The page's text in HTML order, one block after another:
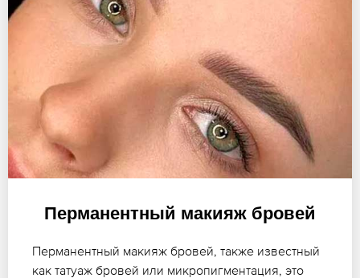
Перманентный макияж бровей
Перманентный макияж бровей, также известный
как татуаж бровей или микропигментация, это